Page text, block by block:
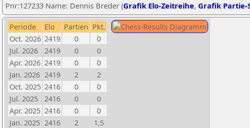
Pnr:127233 Name: Dennis Breder (Grafik Elo-Zeitreihe, Grafik Partie-
Periode Elo Partien Pkt.
Oct. 2026 2419 0
0
Jul. 2026
2419 0
0
Apr. 2026 2419 0
0
Jan. 2026 2419 2
2
Oct. 2025 2416 0
0
Jul. 2025
2416 0
0
Apr. 2025 2416 0
0
Jan. 2025 2416 2
1,5